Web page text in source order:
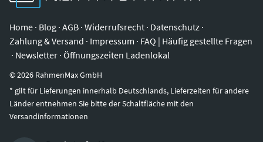
Home · Blog · AGB · Widerrufsrecht · Datenschutz ·
Zahlung & Versand · Impressum · FAQ | Häufig gestellte Fragen
· Newsletter · Öffnungszeiten Ladenlokal
©2026 RahmenMax GmbH
* gilt für Lieferungen innerhalb Deutschlands, Lieferzeiten für andere
Länder entnehmen Sie bitte der Schaltfläche mit den
Versandinformationen